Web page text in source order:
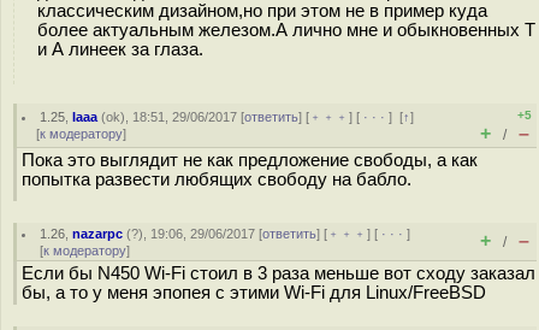
классическим дизайном,но при этом не в пример куда
более актуальным железом.А лично мне и обыкновенных Т
и А линеек за глаза.
1.25 ,Iaaa (ok), 18:51, 29/06/2017 [ответить] [ ﹢﹢﹢] [ · · ·][↑]
[к модератору]
+5
+ / –
Пока это выглядит не как предложение свободы, а как
попытка развести любящих свободу на бабло.
1.26 ,nazarpc (?), 19:06, 29/06/2017 [ответить] [ ﹢﹢﹢] [ · · ·]
[к модератору] + / –
Если бы N450 Wi-Fi стоил в 3 раза меньше вот сходу заказал
бы, а то у меня эпопея с этими Wi-Fi для Linux/FreeBSD